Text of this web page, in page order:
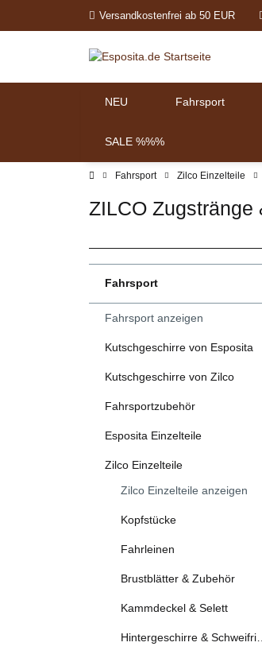
Versandkostenfrei ab 50 EUR
NEU Fahrsport
SALE %%%
Fahrsport Zilco Einzelteile
ZILCO
Fahrsport
Fahrsport anzeigen
Kutschgeschirre von Esposita
Kutschgeschirre von Zilco
Fahrsportzubehör
Esposita Einzelteile
Zilco Einzelteile
Zilco Einzelteile anzeigen
Kopfstücke
Fahrleinen
Brustblätter & Zubehör
Kammdeckel & Selett